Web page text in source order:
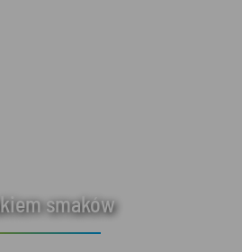
smaków